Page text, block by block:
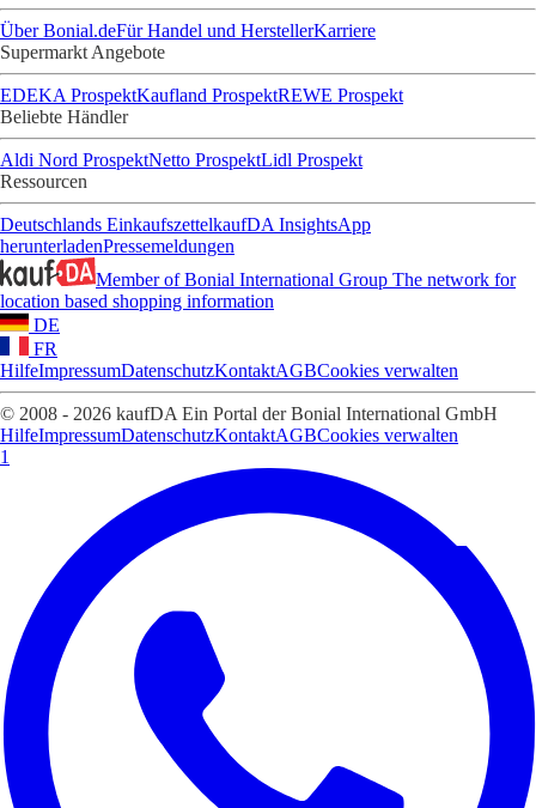
Über Bonial.deFür Handel und HerstellerKarriere
Supermarkt Angebote
EDEKA ProspektKaufland ProspektREWE Prospekt
Beliebte Händler
Aldi Nord ProspektNetto ProspektLidl Prospekt
Ressourcen
Deutschlands EinkaufszettelkaufDA InsightsApp
herunterladenPressemeldungen
Member of Bonial International Group The network for
location based shopping information
DE
FR
HilfeImpressumDatenschutzKontaktAGBCookies verwalten
© 2008 - 2026 kaufDA Ein Portal der Bonial International GmbH
HilfeImpressumDatenschutzKontaktAGBCookies verwalten
1